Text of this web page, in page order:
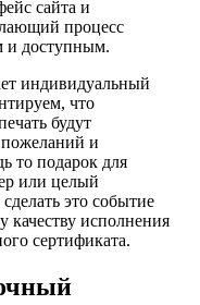
сайта и
процесс
и доступным.
индивидуальный
что
будут
и
то подарок для
или целый
это событие
качеству исполнения
сертификата.